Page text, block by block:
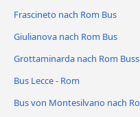
Frascineto nach Rom Bus
Giulianova nach Rom Bus
Grottaminarda nach Rom
Bus Lecce - Rom
Bus von Montesilvano nach